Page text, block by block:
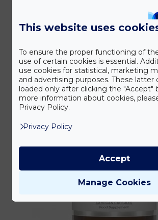
This website uses
To ensure the proper functioning of
use of certain cookies is essential.
use cookies for statistical, marketing
and advertising purposes. These latter
loaded only after clicking the "Accept"
more information about cookies,
Privacy Policy.
Privacy Policy
Manage Cookies
Accept